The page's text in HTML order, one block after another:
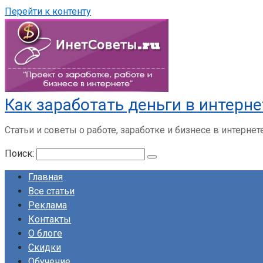
Перейти к контенту
Как заработать деньги в
Статьи и советы о работе, заработке и бизнесе в
Поиск:
Главная
Все статьи
Реклама
Контакты
О блоге
Скидки